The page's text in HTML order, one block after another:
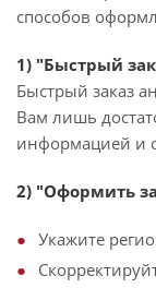
способов
1) "Быстрый
Быстрый заказ
Вам лишь
информацией и
2) "Оформить
Укажите